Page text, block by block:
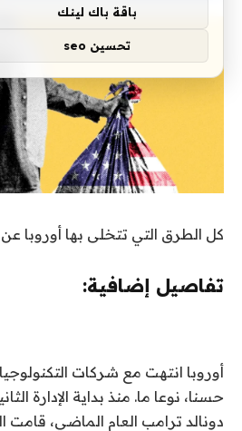
كل الطرق التي تتخلى بها أوروبا عن
تفاصيل إضافية:
أوروبا انتهت مع شركات التكنولوجيا
حسنا، نوعا ما. منذ بداية الإدارة
دونالد ترامب العام الماضي،
باقة باك لينك
تحسين seo